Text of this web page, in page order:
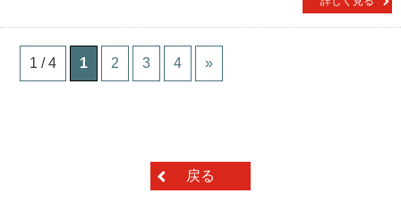
1 / 4 1 2 3 4 »
戻る